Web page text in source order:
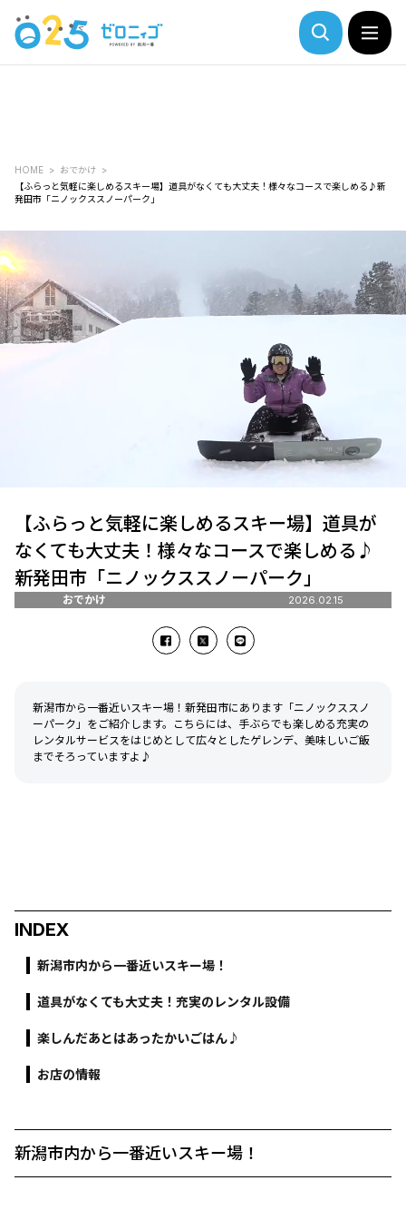
HOME
おでかけ
【ふらっと気軽に楽しめるスキー場】道具がなくても大丈夫！様々なコースで楽しめる♪新
発田市「ニノックススノーパーク」
【ふらっと気軽に楽しめるスキー場】道具が
なくても大丈夫！様々なコースで楽しめる♪
新発田市「ニノックススノーパーク」
おでかけ 2026.02.15
新潟市から一番近いスキー場！新発田市にあります「ニノックススノ
ーパーク」をご紹介します。こちらには、手ぶらでも楽しめる充実の
レンタルサービスをはじめとして広々としたゲレンデ、美味しいご飯
までそろっていますよ♪
INDEX
新潟市内から一番近いスキー場！
道具がなくても大丈夫！充実のレンタル設備
楽しんだあとはあったかいごはん♪
お店の情報
新潟市内から一番近いスキー場！